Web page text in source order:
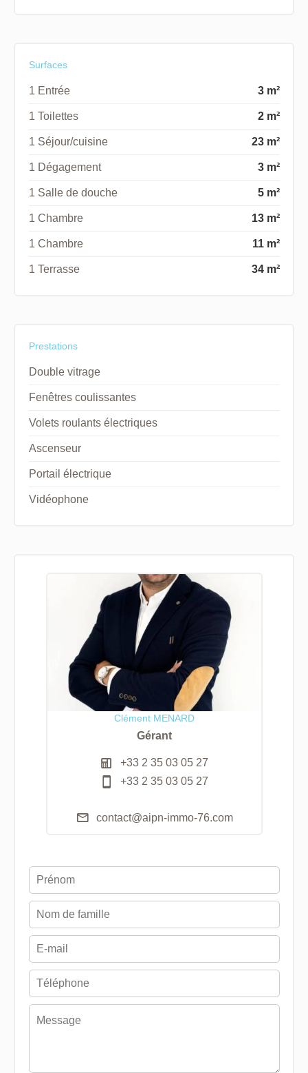
Surfaces
1 Entrée 3 m²
1 Toilettes 2 m²
1 Séjour/cuisine 23 m²
1 Dégagement 3 m²
1 Salle de douche 5 m²
1 Chambre 13 m²
1 Chambre 11 m²
1 Terrasse 34 m²
Prestations
Double vitrage
Fenêtres coulissantes
Volets roulants électriques
Ascenseur
Portail électrique
Vidéophone
Clément MENARD
Gérant
+33 2 35 03 05 27
+33 2 35 03 05 27
contact@aipn-immo-76.com